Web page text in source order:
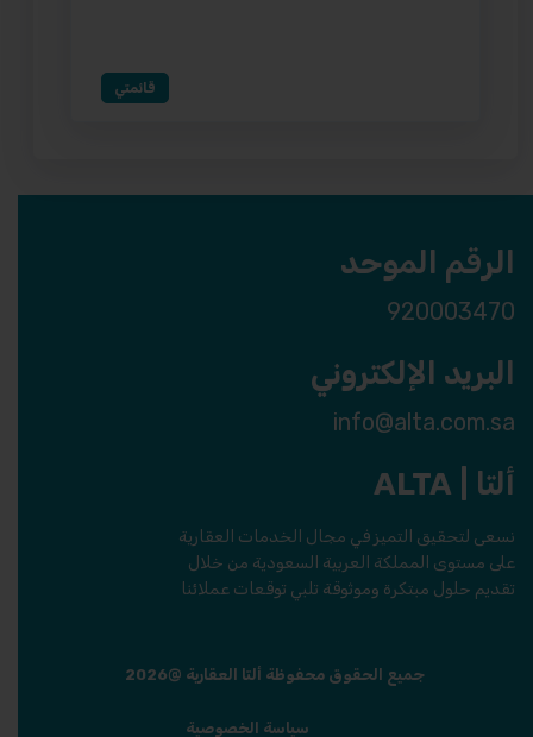
قائمتي
الرقم الموحد
920003470
البريد الإلكتروني
info@alta.com.sa
ألتا | ALTA
نسعى لتحقيق التميز في مجال الخدمات العقارية
على مستوى المملكة العربية السعودية من خلال
تقديم حلول مبتكرة وموثوقة تلبي توقعات عملائنا
جميع الحقوق محفوظة ألتا العقارية @2026
سياسة الخصوصية